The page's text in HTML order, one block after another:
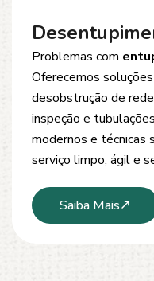
Problemas com
Oferecemos
desobstrução de
inspeção e
modernos e técnicas
serviço limpo, ágil e
Saiba Mais